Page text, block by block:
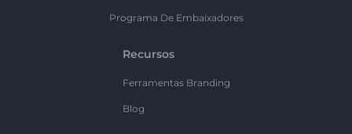
Programa De Embaixadores
Recursos
Ferramentas Branding
Blog